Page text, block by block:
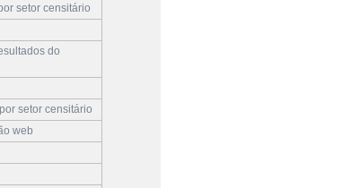
setor censitário
do
setor censitário
web